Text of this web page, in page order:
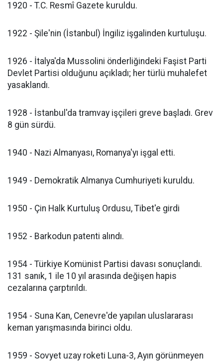
1920 - T.C. Resmî Gazete kuruldu.
1922 - Şile'nin (İstanbul) İngiliz işgalinden kurtuluşu.
1926 - İtalya'da Mussolini önderliğindeki Faşist Parti
Devlet Partisi olduğunu açıkladı; her türlü muhalefet
yasaklandı.
1928 - İstanbul'da tramvay işçileri greve başladı. Grev
8 gün sürdü.
1940 - Nazi Almanyası, Romanya'yı işgal etti.
1949 - Demokratik Almanya Cumhuriyeti kuruldu.
1950 - Çin Halk Kurtuluş Ordusu, Tibet'e girdi
1952 - Barkodun patenti alındı.
1954 - Türkiye Komünist Partisi davası sonuçlandı.
131 sanık, 1 ile 10 yıl arasında değişen hapis
cezalarına çarptırıldı.
1954 - Suna Kan, Cenevre'de yapılan uluslararası
keman yarışmasında birinci oldu.
1959 - Sovyet uzay roketi Luna-3, Ayın görünmeyen